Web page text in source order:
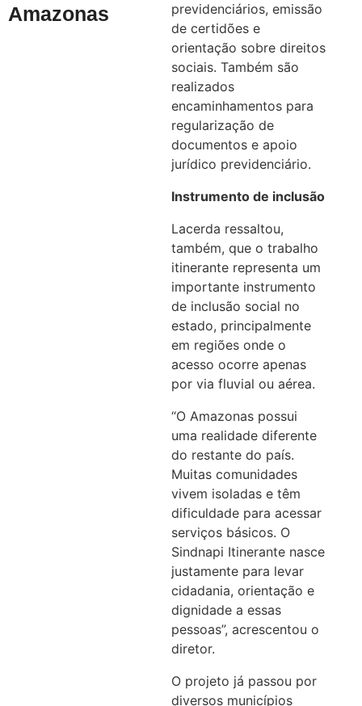
Amazonas
previdenciários, emissão
de certidões e
orientação sobre direitos
sociais. Também são
realizados
encaminhamentos para
regularização de
documentos e apoio
jurídico previdenciário.
Instrumento de inclusão
Lacerda ressaltou,
também, que o trabalho
itinerante representa um
importante instrumento
de inclusão social no
estado, principalmente
em regiões onde o
acesso ocorre apenas
por via fluvial ou aérea.
“O Amazonas possui
uma realidade diferente
do restante do país.
Muitas comunidades
vivem isoladas e têm
dificuldade para acessar
serviços básicos. O
Sindnapi Itinerante nasce
justamente para levar
cidadania, orientação e
dignidade a essas
pessoas”, acrescentou o
diretor.
O projeto já passou por
diversos municípios